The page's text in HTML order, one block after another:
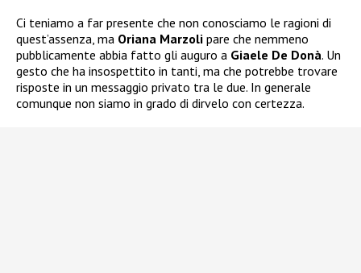
Ci teniamo a far presente che non conosciamo le ragioni di
quest’assenza, ma Oriana Marzoli pare che nemmeno
pubblicamente abbia fatto gli auguro a Giaele De Donà. Un
gesto che ha insospettito in tanti, ma che potrebbe trovare
risposte in un messaggio privato tra le due. In generale
comunque non siamo in grado di dirvelo con certezza.